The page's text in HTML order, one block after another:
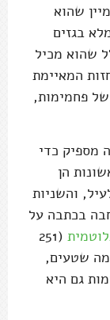
שהוא
בגזים
שהוא מכיל
המאיימת
מתוק, שמכיל 9 גרם של פחמימות,
מספיק כדי
הן
והשניות
בכתבה על
(251
מה שטעים,
גם היא